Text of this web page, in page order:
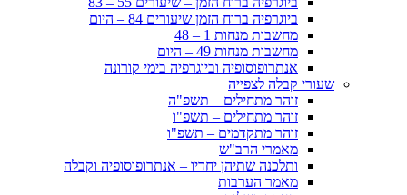
ביוגרפיה ברוח הזמן שיעורים 84 – היום
מחשבות מנחות 1 – 48
מחשבות מנחות 49 – היום
אנתרופוסופיה וביוגרפיה בימי קורונה
שעורי קבלה לצפייה
זוהר מתחילים – תשפ"ה
זוהר מתחילים – תשפ"ו
זוהר מתקדמים – תשפ"ו
מאמרי הרב"ש
ותלכנה שתיהן יחדיו – אנתרופוסופיה וקבלה
מאמר הערבות